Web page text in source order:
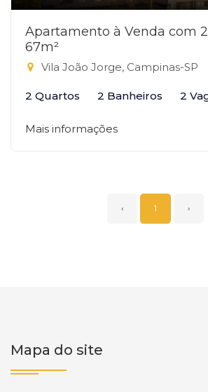
Apartamento à Venda com
67m²
Vila João Jorge, Campinas-SP
2 Quartos 2 Banheiros 2
Mais informações
‹ 1 ›
Mapa do site